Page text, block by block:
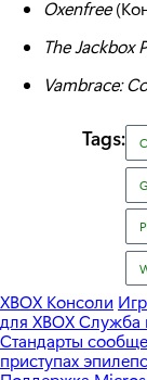
Oxenfree
The Jackbox
Vambrace:
Tags:
XBOX Консоли
для XBOXСлужба
Стандарты
приступах